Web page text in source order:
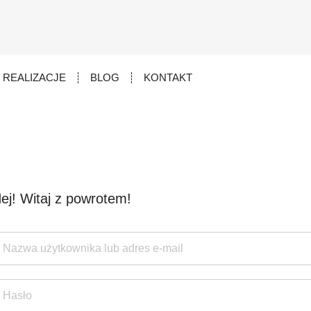
REALIZACJE BLOG KONTAKT
Witaj z powrotem!